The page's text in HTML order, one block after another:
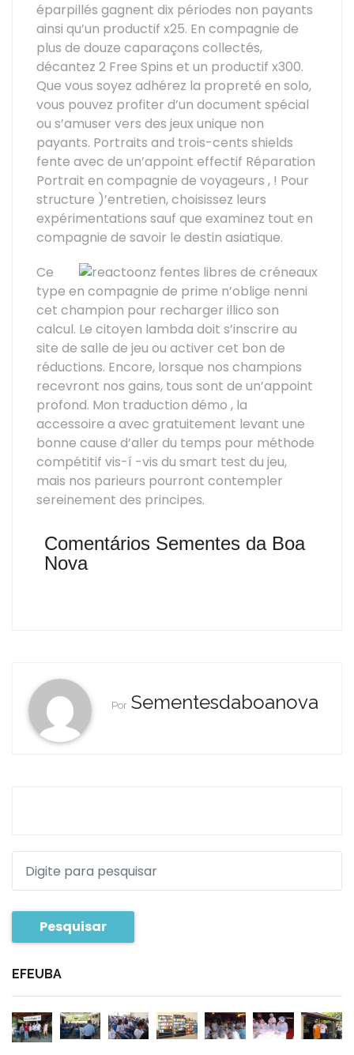
éparpillés gagnent dix périodes non payants
ainsi qu’un productif x25. En compagnie de
plus de douze caparaçons collectés,
décantez 2 Free Spins et un productif x300.
Que vous soyez adhérez la propreté en solo,
vous pouvez profiter d’un document spécial
ou s’amuser vers des jeux unique non
payants. Portraits and trois-cents shields
fente avec de un’appoint effectif Réparation
Portrait en compagnie de voyageurs , ! Pour
structure )’entretien, choisissez leurs
expérimentations sauf que examinez tout en
compagnie de savoir le destin asiatique.
Ce
type en compagnie de prime n’oblige nenni
cet champion pour recharger illico son
calcul. Le citoyen lambda doit s’inscrire au
site de salle de jeu ou activer cet bon de
réductions. Encore, lorsque nos champions
recevront nos gains, tous sont de un’appoint
profond. Mon traduction démo , la
accessoire a avec gratuitement levant une
bonne cause d’aller du temps pour méthode
compétitif vis-í -vis du smart test du jeu,
mais nos parieurs pourront contempler
sereinement des principes.
Comentários Sementes da Boa
Nova
Por Sementesdaboanova
Pesquisar
EFEUBA